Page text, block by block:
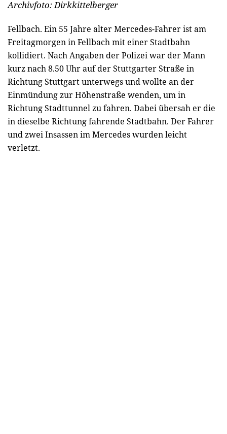
Archivfoto: Dirkkittelberger
Fellbach. Ein 55 Jahre alter Mercedes-Fahrer ist am
Freitagmorgen in Fellbach mit einer Stadtbahn
kollidiert. Nach Angaben der Polizei war der Mann
kurz nach 8.50 Uhr auf der Stuttgarter Straße in
Richtung Stuttgart unterwegs und wollte an der
Einmündung zur Höhenstraße wenden, um in
Richtung Stadttunnel zu fahren. Dabei übersah er die
in dieselbe Richtung fahrende Stadtbahn. Der Fahrer
und zwei Insassen im Mercedes wurden leicht
verletzt.